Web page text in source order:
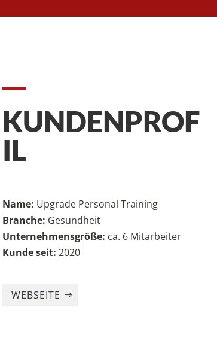
KUNDENPROF
IL
Name: Upgrade Personal Training
Branche: Gesundheit
Unternehmensgröße: ca. 6 Mitarbeiter
Kunde seit:2020
WEBSEITE